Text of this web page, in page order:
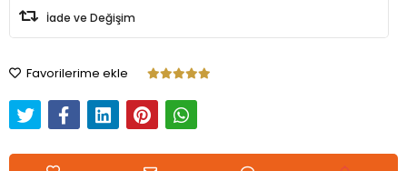
İade ve Değişim
Favorilerime ekle